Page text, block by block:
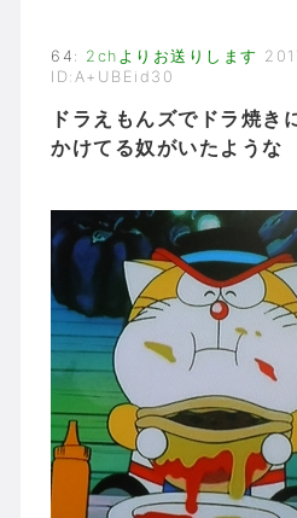
64 : 2chよりお送りします
ID:A+UBEid30
ドラえもんズでドラ焼き
かけてる奴がいたような